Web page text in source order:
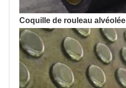
Coquille de rouleau alvéolée